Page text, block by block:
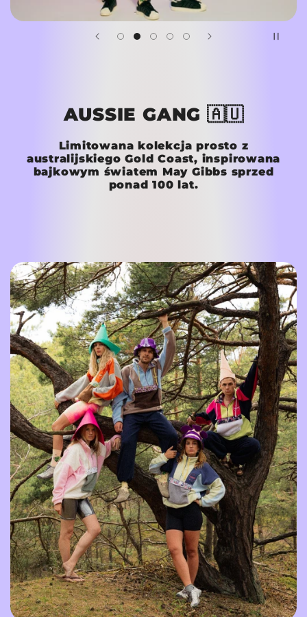
AUSSIE GANG 🇦🇺
Limitowana kolekcja prosto z
australijskiego Gold Coast, inspirowana
bajkowym światem May Gibbs sprzed
ponad 100 lat.